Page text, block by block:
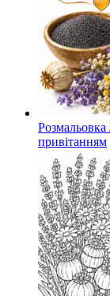
привітанням